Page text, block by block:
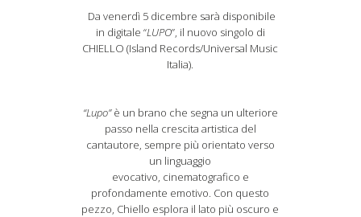
Da venerdì 5 dicembre sarà disponibile
in digitale “LUPO”, il nuovo singolo di
CHIELLO (Island Records/Universal Music
Italia).
“Lupo”è un brano che segna un ulteriore
passo nella crescita artistica del
cantautore, sempre più orientato verso
un linguaggio
evocativo, cinematografico e
profondamente emotivo. Con questo
pezzo, Chiello esplora il lato più oscuro e